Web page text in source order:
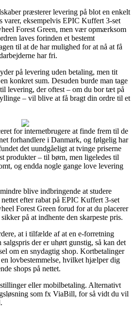
præsterer levering på blot en enkelt
varer, eksempelvis EPIC Kuffert 3-set
Forest Green, men vær opmærksom
laves forinden et bestemt
til at de har mulighed for at nå at få
har fri.
på levering uden betaling, men tit
konkret sum. Desuden burde man tage
levering, der oftest – om du bor tæt på
– vil blive at få bragt din ordre til et
for internetbrugere at finde frem til de
forhandlere i Danmark, og følgelig har
det uundgåeligt at tvinge priserne
produkter – til børn, men ligeledes til
og endda nogle gange love levering
blive indbringende at studere
efter rabat på EPIC Kuffert 3-set
Forest Green forud for at du placerer
på at indhente den skarpeste pris.
at i tilfælde af at en e-forretning
der er uhørt gunstig, så kan det
om en snydagtig shop. Kortbetalinger
lovbestemmelse, hvilket hjælper dig
shops på nettet.
eller mobilbetaling. Alternativt
som fx ViaBill, for så vidt du vil